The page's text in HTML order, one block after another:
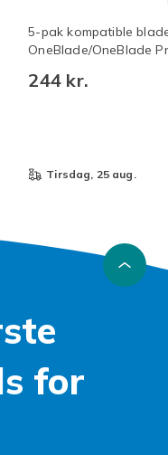
Koreansk
5-pak kompatible
OneBlade/OneBlade
ansigts- og
244 kr.
tirsdag, 25 aug.
for